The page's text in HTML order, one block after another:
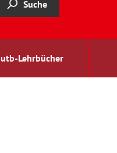
Suche
utb-Lehrbücher